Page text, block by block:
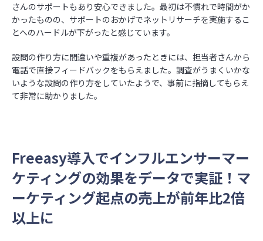
さんのサポートもあり安心できました。最初は不慣れで時間がか
かったものの、サポートのおかげでネットリサーチを実施するこ
とへのハードルが下がったと感じています。
設問の作り方に間違いや重複があったときには、担当者さんから
電話で直接フィードバックをもらえました。調査がうまくいかな
いような設問の作り方をしていたようで、事前に指摘してもらえ
て非常に助かりました。
Freeasy導入でインフルエンサーマー
ケティングの効果をデータで実証！マ
ーケティング起点の売上が前年比2倍
以上に